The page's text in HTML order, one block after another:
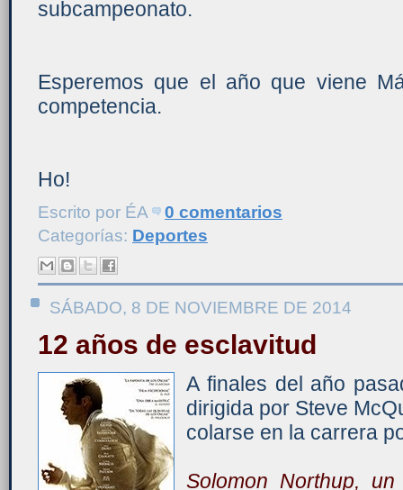
subcampeonato.
Esperemos que el año que viene
competencia.
Ho!
Escrito por ÉA
0 comentarios
Categorías: Deportes
SÁBADO, 8 DE NOVIEMBRE DE 2014
12 años de esclavitud
A finales del año
dirigida por Steve
colarse en la carrera
Solomon Northup,